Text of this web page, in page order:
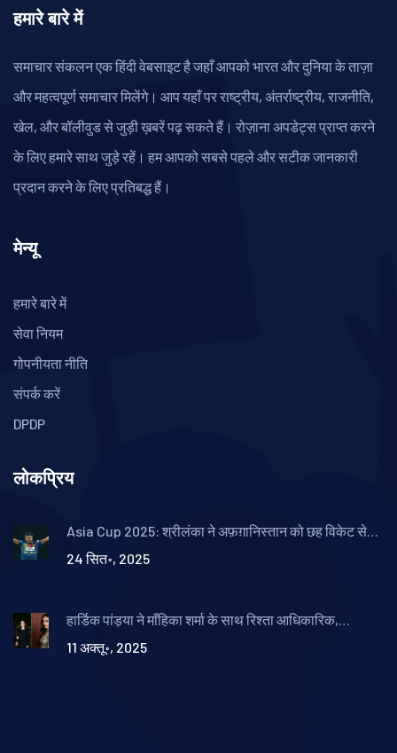
हमारे बारे में
समाचार संकलन एक हिंदी वेबसाइट है जहाँ आपको भारत और दुनिया के ताज़ा
और महत्वपूर्ण समाचार मिलेंगे। आप यहाँ पर राष्ट्रीय, अंतर्राष्ट्रीय, राजनीति,
खेल, और बॉलीवुड से जुड़ी ख़बरें पढ़ सकते हैं। रोज़ाना अपडेट्स प्राप्त करने
के लिए हमारे साथ जुड़े रहें। हम आपको सबसे पहले और सटीक जानकारी
प्रदान करने के लिए प्रतिबद्ध हैं।
मेन्यू
हमारे बारे में
सेवा नियम
गोपनीयता नीति
संपर्क करें
DPDP
लोकप्रिय
Asia Cup 2025: श्रीलंका ने अफ़ग़ानिस्तान को छह विकेट से
24 सित॰, 2025
हार्डिक पांड्या ने माँहिका शर्मा के साथ रिश्ता आधिकारिक,
11 अक्तू॰, 2025